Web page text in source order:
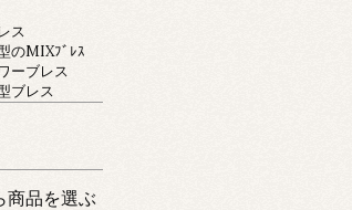
ス
のMIXﾌﾞﾚｽ
ーブレス
ブレス
商品を選ぶ